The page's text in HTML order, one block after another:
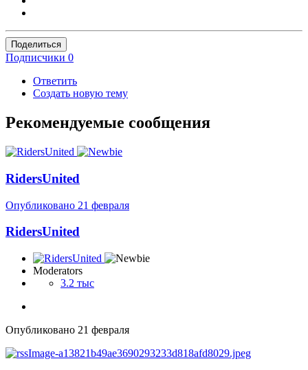
Поделиться
Подписчики 0
Ответить
Создать новую тему
Рекомендуемые сообщения
RidersUnited
Опубликовано 21 февраля
RidersUnited
Moderators
3.2 тыс
Опубликовано 21 февраля